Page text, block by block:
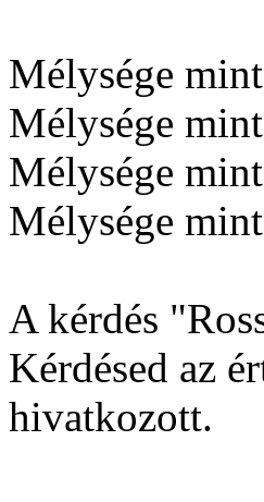
Mélysége
Mélysége
Mélysége
Mélysége
A kérdés
Kérdésed az
hivatkozott.